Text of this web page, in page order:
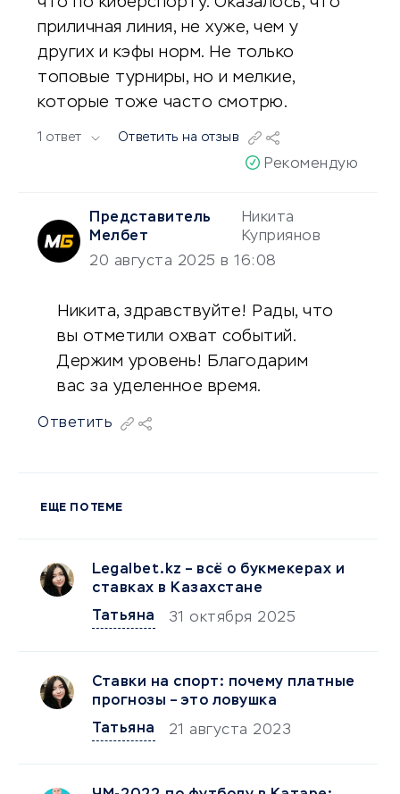
приличная линия, не хуже, чем у
других и кэфы норм. Не только
топовые турниры, но и мелкие,
которые тоже часто смотрю.
1 ответ Ответить на отзыв
Рекомендую
Представитель
Мелбет
Никита
Куприянов
20 августа 2025 в 16:08
Никита, здравствуйте! Рады, что
вы отметили охват событий.
Держим уровень! Благодарим
вас за уделенное время.
Ответить
ЕЩЕ ПО ТЕМЕ
Legalbet.kz – всё о букмекерах и
ставках в Казахстане
Татьяна
31 октября 2025
Ставки на спорт: почему платные
прогнозы – это ловушка
Татьяна
21 августа 2023